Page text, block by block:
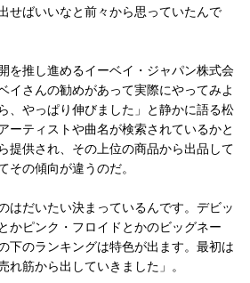
せばいいなと前々から思っていたんで
を推し進めるイーベイ・ジャパン株式会
イさんの勧めがあって実際にやってみよ
、やっぱり伸びました」と静かに語る松
ーティストや曲名が検索されているかと
提供され、その上位の商品から出品して
その傾向が違うのだ。
はだいたい決まっているんです。デビッ
かピンク・フロイドとかのビッグネー
下のランキングは特色が出ます。最初は
れ筋から出していきました」。